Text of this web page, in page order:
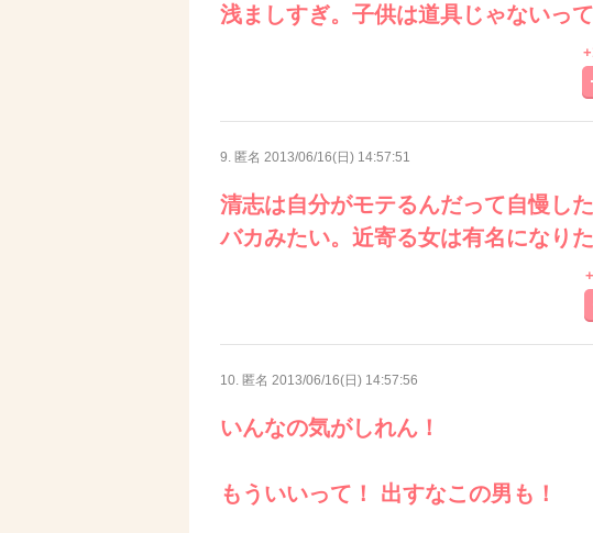
浅ましすぎ。子供は道具じゃないっ
9. 匿名 2013/06/16(日) 14:57:51
清志は自分がモテるんだって自慢した
バカみたい。近寄る女は有名になり
10. 匿名 2013/06/16(日) 14:57:56
いんなの気がしれん！
もういいって！ 出すなこの男も！